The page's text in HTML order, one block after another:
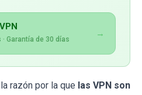
Garantía de 30 días
→
razón por la que las VPN son